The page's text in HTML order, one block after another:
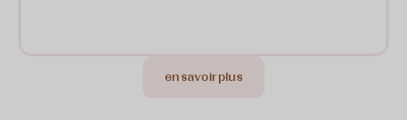
en savoir plus